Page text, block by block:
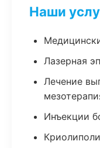
Наши
Лазерная
Лечение
Инъекции